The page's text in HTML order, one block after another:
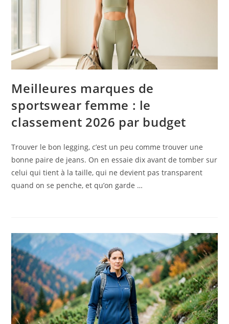
Meilleures marques de
sportswear femme : le
classement 2026 par budget
Trouver le bon legging, c’est un peu comme trouver une
bonne paire de jeans. On en essaie dix avant de tomber sur
celui qui tient à la taille, qui ne devient pas transparent
quand on se penche, et qu’on garde …